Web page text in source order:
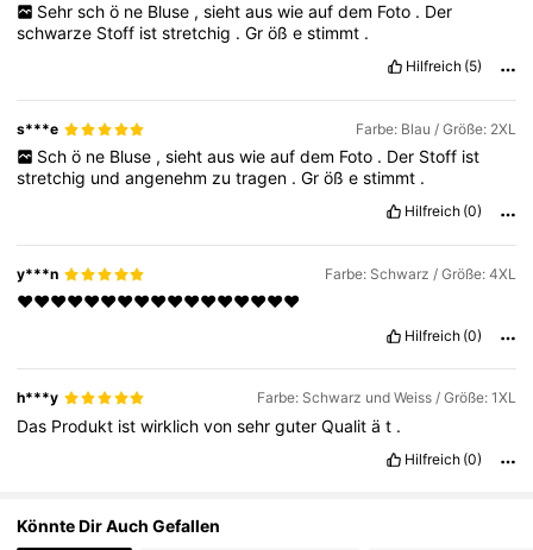
4,77 694K Follower
4,77 694K Follower
Sehr sch ö ne Bluse , sieht aus wie auf dem Foto . Der
schwarze Stoff iststretchig .Größestimmt .
Hilfreich (5)
s***e Farbe: Blau / Größe: 2XL
Sch ö ne Bluse , sieht aus wie auf dem Foto . Der Stoff ist
stretchig undangenehm zutragen .Größestimmt .
Hilfreich (0)
y***n Farbe: Schwarz / Größe: 4XL
❤️❤️❤️❤️❤️❤️❤️❤️❤️❤️❤️❤️❤️❤️❤️❤️❤️
Hilfreich (0)
h***y Farbe: Schwarz und Weiss / Größe: 1XL
Das Produkt istwirklichvonsehrguterQualität .
Hilfreich (0)
Könnte Dir Auch Gefallen